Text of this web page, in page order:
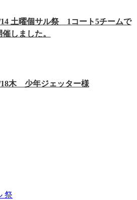
土曜個サル祭 1コート5チームで
催しました。
18木 少年ジェッター様
祭